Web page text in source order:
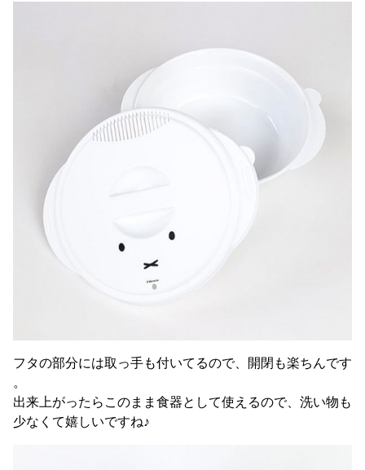
フタの部分には取っ手も付いてるので、開閉も楽ちんです
。
出来上がったらこのまま食器として使えるので、洗い物も
少なくて嬉しいですね♪